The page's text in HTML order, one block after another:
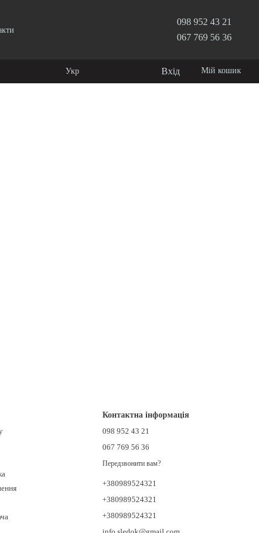
098 952 43 21
067 769 56 36
Укр Вхід Мій кошик
Контактна інформація
098 952 43 21
067 769 56 36
Передзвонити вам?
+380989524321
+380989524321
+380989524321